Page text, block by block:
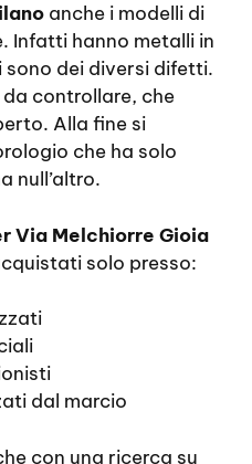
anche i modelli di
Infatti hanno metalli in
sono dei diversi difetti.
controllare, che
Alla fine si
che ha solo
null’altro.
Via Melchiorre Gioia
solo presso:
dal marcio
con una ricerca su